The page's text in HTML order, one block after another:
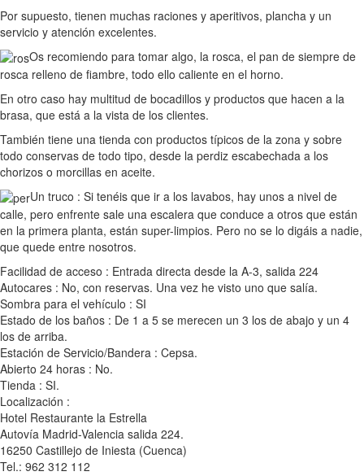
Por supuesto, tienen muchas raciones y aperitivos, plancha y un
servicio y atención excelentes.
Os recomiendo para tomar algo, la rosca, el pan de siempre de
rosca relleno de fiambre, todo ello caliente en el horno.
En otro caso hay multitud de bocadillos y productos que hacen a la
brasa, que está a la vista de los clientes.
También tiene una tienda con productos típicos de la zona y sobre
todo conservas de todo tipo, desde la perdiz escabechada a los
chorizos o morcillas en aceite.
Un truco : Si tenéis que ir a los lavabos, hay unos a nivel de
calle, pero enfrente sale una escalera que conduce a otros que están
en la primera planta, están super-limpios. Pero no se lo digáis a nadie,
que quede entre nosotros.
Facilidad de acceso : Entrada directa desde la A-3, salida 224
Autocares : No, con reservas. Una vez he visto uno que salía.
Sombra para el vehículo : SI
Estado de los baños : De 1 a 5 se merecen un 3 los de abajo y un 4
los de arriba.
Estación de Servicio/Bandera : Cepsa.
Abierto 24 horas : No.
Tienda : SI.
Localización :
Hotel Restaurante la Estrella
Autovía Madrid-Valencia salida 224.
16250 Castillejo de Iniesta (Cuenca)
Tel.: 962 312 112